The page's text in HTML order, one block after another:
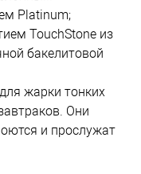
Platinum;
TouchStone из
бакелитовой
жарки тонких
Они
и прослужат